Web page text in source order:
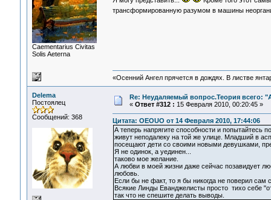
Сaementarius Civitas
Solis Aeterna
трансформированную разумом в машины
«Осенний Ангел прячется в дождях. В листве
Delema
Постоялец
Сообщений: 368
Re: Неудаляемый вопрос.Теория всего:
« Ответ #312 : 15 Февраля 2010, 00:20:45 »
Цитата: OEOUO от 14 Февраля 2010, 17:44:06
А теперь напрягите способности и
живут неподалеку на той же улице. Младший в
посещают дети со своими новыми девушками,
Я не одинок, а уединен...
таково мое желание.
А любви в моей жизни даже сейчас позавидует
любовь.
Если бы не факт, то я бы никогда не поверил
Всякие Линды Еванджелисты просто тихо себе
так что не спешите делать выводы.